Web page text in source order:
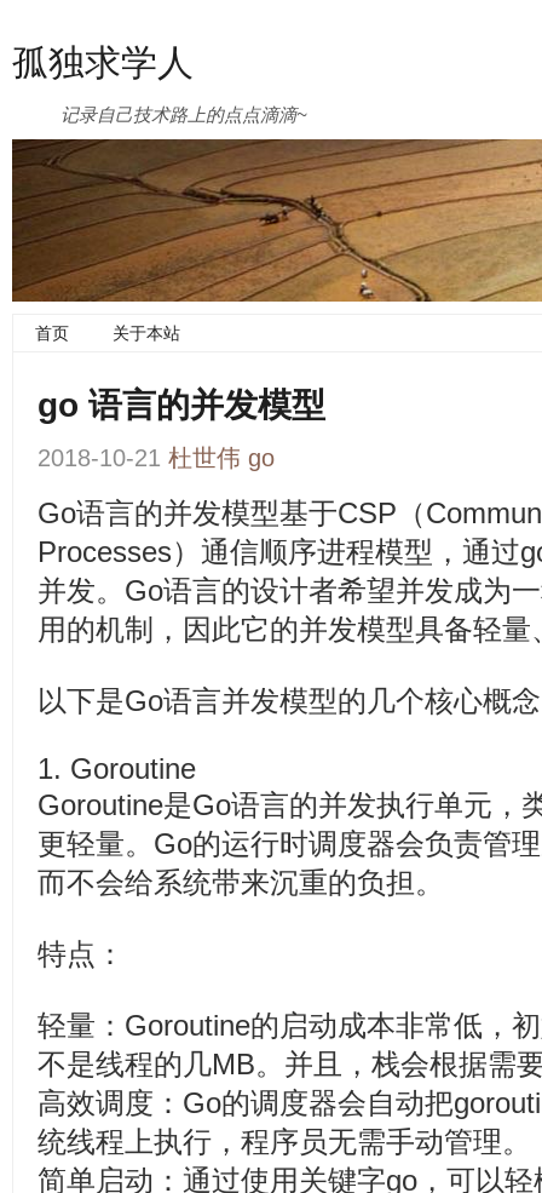
孤独求学人
记录自己技术路上的点点滴滴~
首页 关于本站
go 语言的并发模型
2018-10-21 杜世伟 go
Go语言的并发模型基于CSP（
Processes）通信顺序进程模型，通过
并发。Go语言的设计者希望并发成为
用的机制，因此它的并发模型具备轻
以下是Go语言并发模型的几个核心概
1. Goroutine
Goroutine是Go语言的并发执行单元，
更轻量。Go的运行时调度器会负责管
而不会给系统带来沉重的负担。
特点：
轻量：Goroutine的启动成本非常低，
不是线程的几MB。并且，栈会根据需
高效调度：Go的调度器会自动把
统线程上执行，程序员无需手动管理。
简单启动：通过使用关键字go，可以